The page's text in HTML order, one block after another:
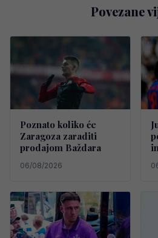
Povezane
Poznato koliko će
Zaragoza zaraditi
prodajom Baždara
06/08/2026